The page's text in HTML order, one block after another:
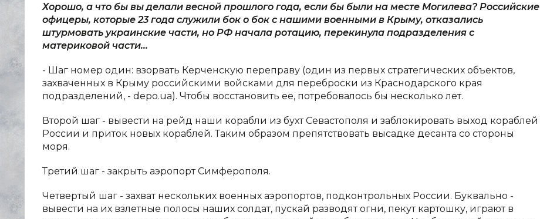
Хорошо, а что бы вы делали весной прошлого года, если бы были на месте Могилева? Российские
офицеры, которые 23 года служили бок о бок с нашими военными в Крыму, отказались
штурмовать украинские части, но РФ начала ротацию, перекинула подразделения с
материковой части...
- Шаг номер один: взорвать Керченскую переправу (один из первых стратегических объектов,
захваченных в Крыму российскими войсками для переброски из Краснодарского края
подразделений, - depo.ua). Чтобы восстановить ее, потребовалось бы несколько лет.
Второй шаг - вывести на рейд наши корабли из бухт Севастополя и заблокировать выход кораблей
России и приток новых кораблей. Таким образом препятствовать высадке десанта со стороны
моря.
Третий шаг - закрыть аэропорт Симферополя.
Четвертый шаг - захват нескольких военных аэропортов, подконтрольных России. Буквально -
вывести на их взлетные полосы наших солдат, пускай разводят огни, пекут картошку, играют в